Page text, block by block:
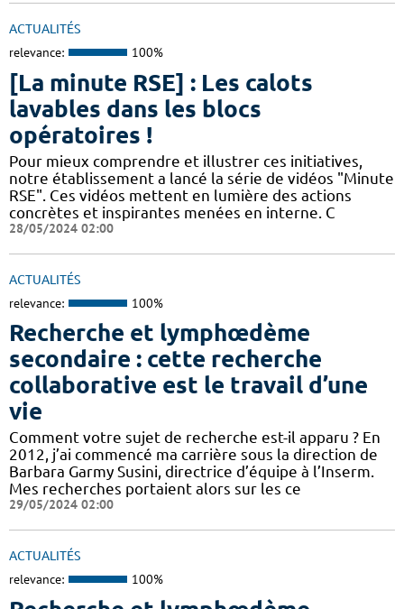
ACTUALITÉS
relevance: 100%
[La minute RSE] : Les calots
lavables dans les blocs
opératoires !
Pour mieux comprendre et illustrer ces initiatives,
notre établissement a lancé la série de vidéos "Minute
RSE". Ces vidéos mettent en lumière des actions
concrètes et inspirantes menées en interne. C
28/05/2024 02:00
ACTUALITÉS
relevance: 100%
Recherche et lymphœdème
secondaire : cette recherche
collaborative est le travail d’une
vie
Comment votre sujet de recherche est-il apparu ? En
2012, j’ai commencé ma carrière sous la direction de
Barbara Garmy Susini, directrice d’équipe à l’Inserm.
Mes recherches portaient alors sur les ce
29/05/2024 02:00
ACTUALITÉS
relevance: 100%